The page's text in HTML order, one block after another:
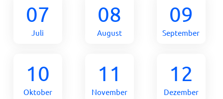
07
Juli
08
August
09
September
10
Oktober
11
November
12
Dezember